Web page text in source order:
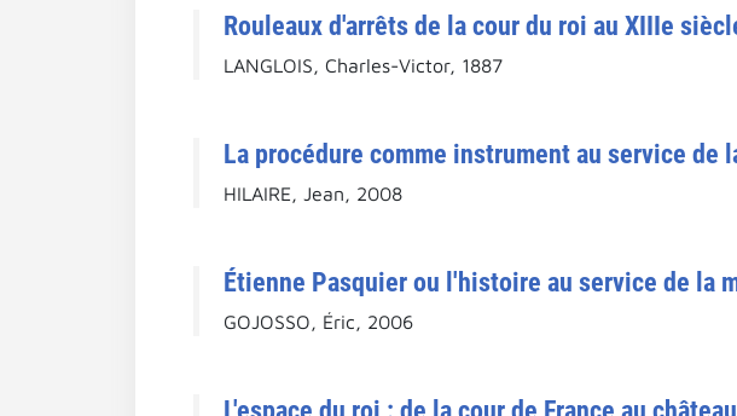
Rouleaux d'arrêts de la cour du roi au XIIIe
LANGLOIS, Charles-Victor, 1887
La procédure comme instrument au service
HILAIRE, Jean, 2008
Étienne Pasquier ou l'histoire au service de la
GOJOSSO, Éric, 2006
L'espace du roi : de la cour de France au